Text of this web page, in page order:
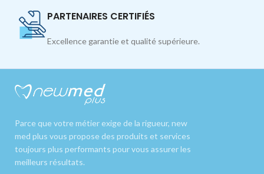
PARTENAIRES CERTIFIÉS
Excellence garantie et qualité supérieure.
Parce que votre métier exige de la rigueur, new
med plus vous propose des produits et services
toujours plus performants pour vous assurer les
meilleurs résultats.